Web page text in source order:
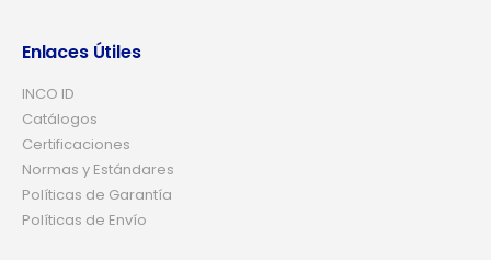
Enlaces Útiles
INCO ID
Catálogos
Certificaciones
Normas y Estándares
Políticas de Garantía
Políticas de Envío